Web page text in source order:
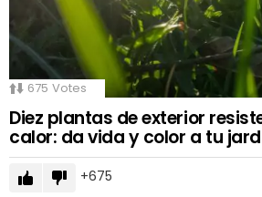
675 Votes
Diez plantas de exterior
calor: da vida y color a tu
675